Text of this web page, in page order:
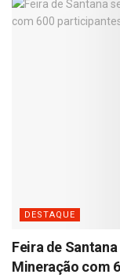
DESTAQUE
Feira de
Mineração com